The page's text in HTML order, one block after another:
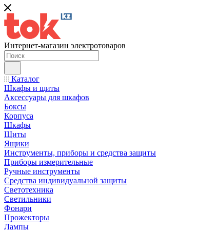
Интернет-магазин электротоваров
Каталог
Шкафы и щиты
Аксессуары для шкафов
Боксы
Корпуса
Шкафы
Щиты
Ящики
Инструменты, приборы и средства защиты
Приборы измерительные
Ручные инструменты
Средства индивидуальной защиты
Светотехника
Светильники
Фонари
Прожекторы
Лампы